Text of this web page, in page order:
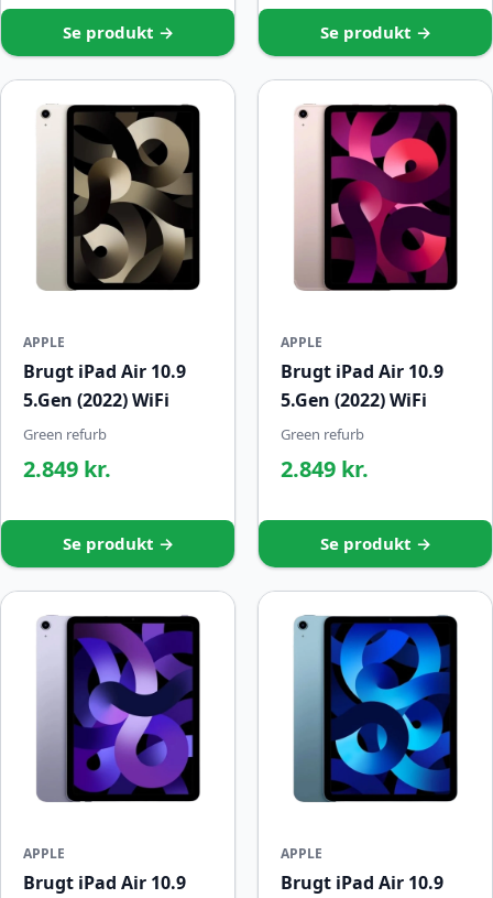
Se produkt → Se produkt →
APPLE
Brugt iPad Air 10.9
5.Gen (2022) WiFi
Green refurb
2.849 kr.
Se produkt →
APPLE
Brugt iPad Air 10.9
5.Gen (2022) WiFi
Green refurb
2.849 kr.
Se produkt →
APPLE
Brugt iPad Air 10.9
APPLE
Brugt iPad Air 10.9